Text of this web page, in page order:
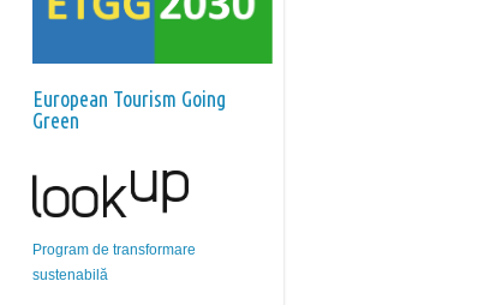
European Tourism Going
Green
Program de transformare
sustenabilă